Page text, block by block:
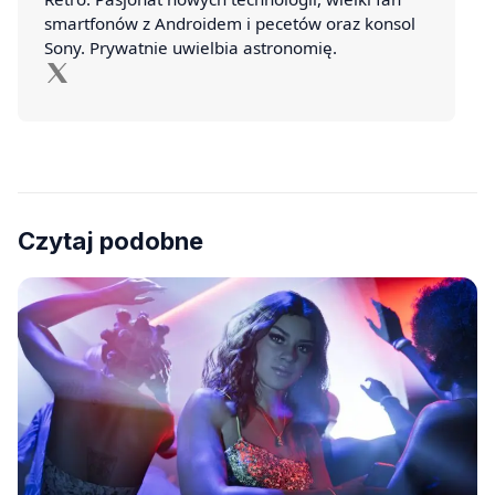
smartfonów z Androidem i pecetów oraz konsol
Sony. Prywatnie uwielbia astronomię.
Czytaj podobne